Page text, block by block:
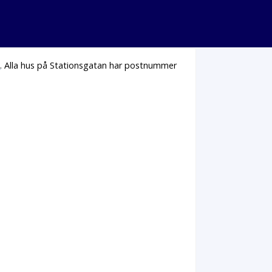
. Alla hus på Stationsgatan har postnummer